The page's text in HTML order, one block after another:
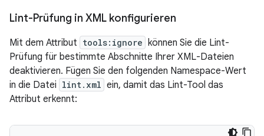
Lint-Prüfung in XML konfigurieren
Mit dem Attribut tools:ignore
können Sie die Lint-
Prüfung für bestimmte Abschnitte Ihrer XML-Dateien
deaktivieren. Fügen Sie den folgenden Namespace-Wert
in die Datei lint.xml ein, damit das Lint-Tool das
Attribut erkennt: